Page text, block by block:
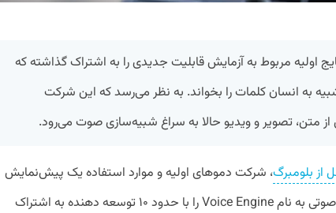
اولیه مربوط به آزمایش قابلیت جدیدی را به اشتراک گذاشته که
به انسان کلمات را بخواند. به نظر می‌رسد که این شرکت
تصویر و ویدیو حالا به سراغ شبیه‌سازی صوت می‌رود.
از بلومبرگ، شرکت دموهای اولیه و موارد استفاده یک پیش‌نمایش
محدود از مدل متن به صوتی به نام Voice Engine را با حدود ۱۰ توسعه دهنده به اشتراک‌